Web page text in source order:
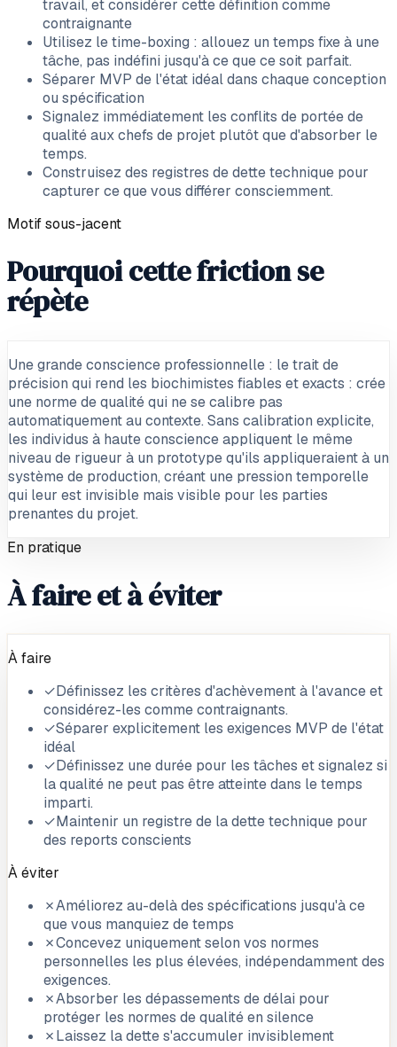
travail, et considérer cette définition comme
contraignante
Utilisez le time-boxing : allouez un temps fixe à une
tâche, pas indéfini jusqu'à ce que ce soit parfait.
Séparer MVP de l'état idéal dans chaque conception
ou spécification
Signalez immédiatement les conflits de portée de
qualité aux chefs de projet plutôt que d'absorber le
temps.
Construisez des registres de dette technique pour
capturer ce que vous différer consciemment.
Motif sous-jacent
Pourquoi cette friction se
répète
Une grande conscience professionnelle : le trait de
précision qui rend les biochimistes fiables et exacts : crée
une norme de qualité qui ne se calibre pas
automatiquement au contexte. Sans calibration explicite,
les individus à haute conscience appliquent le même
niveau de rigueur à un prototype qu'ils appliqueraient à un
système de production, créant une pression temporelle
qui leur est invisible mais visible pour les parties
prenantes du projet.
En pratique
À faire et à éviter
À faire
✓Définissez les critères d'achèvement à l'avance et
considérez-les comme contraignants.
✓Séparer explicitement les exigences MVP de l'état
idéal
✓Définissez une durée pour les tâches et signalez si
la qualité ne peut pas être atteinte dans le temps
imparti.
✓Maintenir un registre de la dette technique pour
des reports conscients
À éviter
✗Améliorez au-delà des spécifications jusqu'à ce
que vous manquiez de temps
✗Concevez uniquement selon vos normes
personnelles les plus élevées, indépendamment des
exigences.
✗Absorber les dépassements de délai pour
protéger les normes de qualité en silence
✗Laissez la dette s'accumuler invisiblement